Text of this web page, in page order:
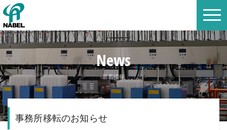
News
新着情報
事務所移転のお知らせ